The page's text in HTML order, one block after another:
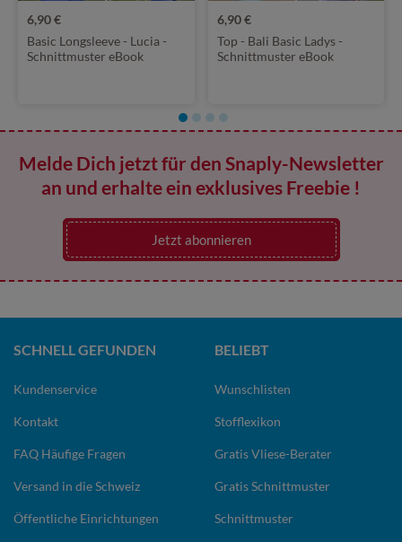
6,90 €
Basic Longsleeve - Lucia -
Schnittmuster eBook
6,90 €
Top - Bali Basic Ladys -
Schnittmuster eBook
Melde Dich jetzt für den Snaply-Newsletter
an und erhalte ein exklusives Freebie !
Jetzt abonnieren
SCHNELL GEFUNDEN
Kundenservice
Kontakt
FAQ Häufige Fragen
Versand in die Schweiz
Öffentliche Einrichtungen
BELIEBT
Wunschlisten
Stofflexikon
Gratis Vliese-Berater
Gratis Schnittmuster
Schnittmuster